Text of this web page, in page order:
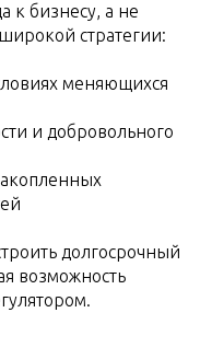
к бизнесу, а не
стратегии:
меняющихся
и добровольного
долгосрочный
возможность